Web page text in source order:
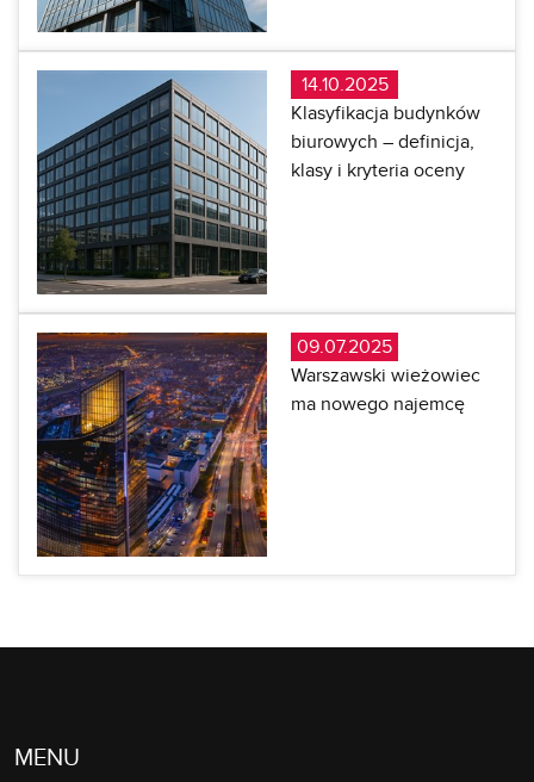
14.10.2025
Klasyfikacja budynków
biurowych – definicja,
klasy i kryteria oceny
09.07.2025
Warszawski wieżowiec
ma nowego najemcę
MENU